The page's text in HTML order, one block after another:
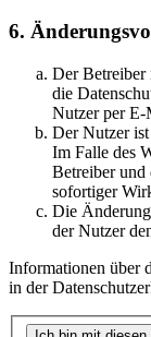
6.
Der Betreiber
die
Nutzer per
Der Nutzer
Im Falle des
Betreiber und
sofortiger
Die
der Nutzer
Informationen über
in der